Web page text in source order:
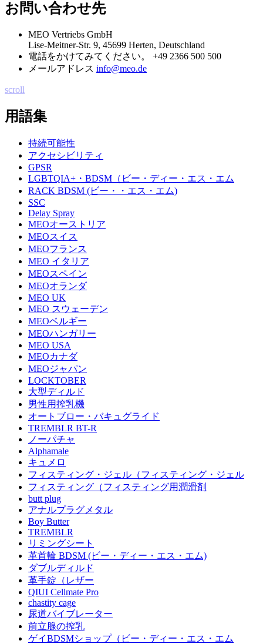
お問い合わせ先
MEO Vertriebs GmbH
Lise-Meitner-Str. 9, 45699 Herten, Deutschland
電話をかけてみてください。 +49 2366 500 500
メールアドレス info@meo.de
scroll
用語集
持続可能性
アクセシビリティ
GPSR
LGBTQIA+・BDSM（ビー・ディー・エス・エム
RACK BDSM (ビー・・エス・エム)
SSC
Delay Spray
MEOオーストリア
MEOスイス
MEOフランス
MEO イタリア
MEOスペイン
MEOオランダ
MEO UK
MEO スウェーデン
MEOベルギー
MEOハンガリー
MEO USA
MEOカナダ
MEOジャパン
LOCKTOBER
大型ディルド
男性用搾乳機
オートブロー・バキュグライド
TREMBLR BT-R
ノーパチャ
Alphamale
キュメロ
フィスティング・ジェル（フィスティング・ジェル
フィスティング（フィスティング用潤滑剤
butt plug
アナルプラグメタル
Boy Butter
TREMBLR
リミングシート
革首輪 BDSM (ビー・ディー・エス・エム)
ダブルディルド
革手錠（レザー
QIUI Cellmate Pro
chastity cage
尿道バイブレーター
前立腺の搾乳
ゲイBDSMショップ（ビー・ディー・エス・エム